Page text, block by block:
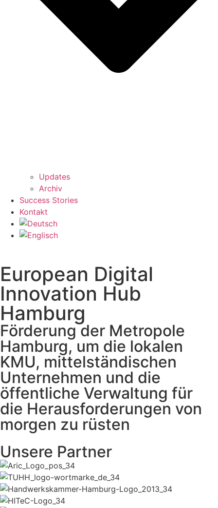
Updates
Archiv
Success Stories
Kontakt
European Digital
Innovation Hub
Hamburg
Förderung der Metropole
Hamburg, um die lokalen
KMU, mittelständischen
Unternehmen und die
öffentliche Verwaltung für
die Herausforderungen von
morgen zu rüsten
Unsere Partner